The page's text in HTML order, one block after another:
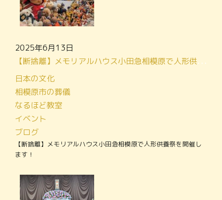
2025年6月13日
【断捨離】メモリアルハウス小田急相模原で人形供養祭を開催します！
日本の文化
相模原市の葬儀
なるほど教室
イベント
ブログ
【断捨離】メモリアルハウス小田急相模原で人形供養祭を開催し
ます！